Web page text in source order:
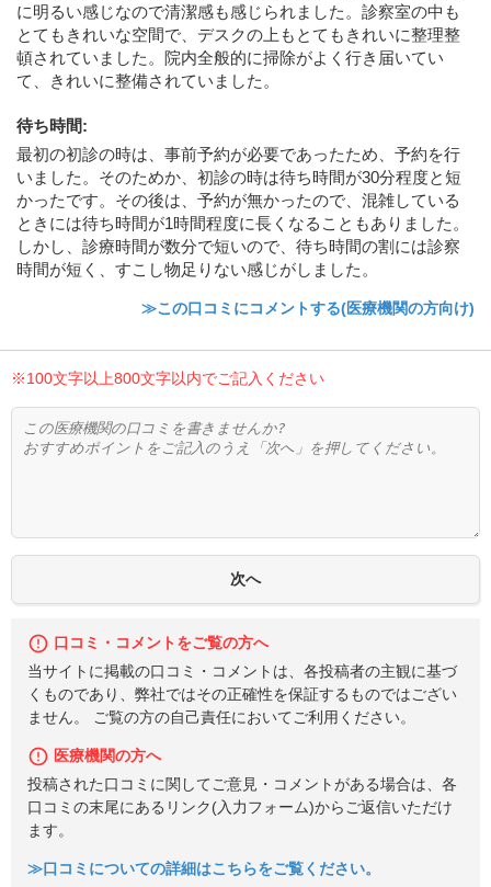
に明るい感じなので清潔感も感じられました。診察室の中も
とてもきれいな空間で、デスクの上もとてもきれいに整理整
頓されていました。院内全般的に掃除がよく行き届いてい
て、きれいに整備されていました。
待ち時間:
最初の初診の時は、事前予約が必要であったため、予約を行
いました。そのためか、初診の時は待ち時間が30分程度と短
かったです。その後は、予約が無かったので、混雑している
ときには待ち時間が1時間程度に長くなることもありました。
しかし、診療時間が数分で短いので、待ち時間の割には診察
時間が短く、すこし物足りない感じがしました。
≫この口コミにコメントする(医療機関の方向け)
※100文字以上800文字以内でご記入ください
口コミ・コメントをご覧の方へ
当サイトに掲載の口コミ・コメントは、各投稿者の主観に基づ
くものであり、弊社ではその正確性を保証するものではござい
ません。 ご覧の方の自己責任においてご利用ください。
医療機関の方へ
投稿された口コミに関してご意見・コメントがある場合は、各
口コミの末尾にあるリンク(入力フォーム)からご返信いただけ
ます。
≫口コミについての詳細はこちらをご覧ください。